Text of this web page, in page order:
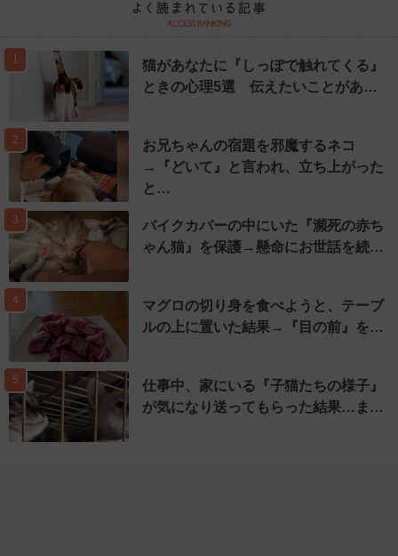
1
猫があなたに『しっぽで触れてくる』
ときの心理5選 伝えたいことがあ…
2
お兄ちゃんの宿題を邪魔するネコ
→『どいて』と言われ、立ち上がった
と…
3
バイクカバーの中にいた『瀕死の赤ち
ゃん猫』を保護→懸命にお世話を続…
4
マグロの切り身を食べようと、テーブ
ルの上に置いた結果→『目の前』を…
5
仕事中、家にいる『子猫たちの様子』
が気になり送ってもらった結果…ま…